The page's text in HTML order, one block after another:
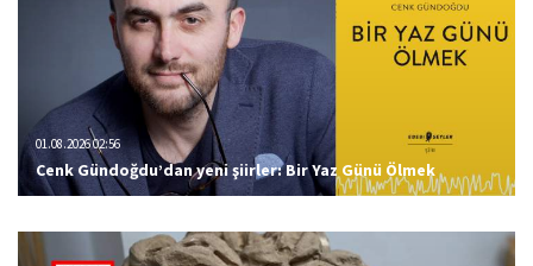
01.08.2026 02:56
Cenk Gündoğdu’dan yeni şiirler: Bir Yaz Günü Ölmek